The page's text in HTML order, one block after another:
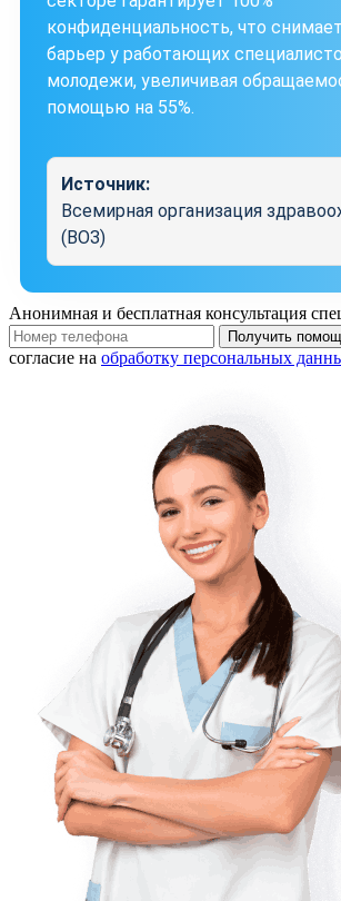
конфиденциальность, что
барьер у работающих
молодежи, увеличивая
помощью на 55%.
Источник:
Всемирная организация
(ВОЗ)
Анонимная и бесплатная консультация
Получить
согласие на обработку персональных